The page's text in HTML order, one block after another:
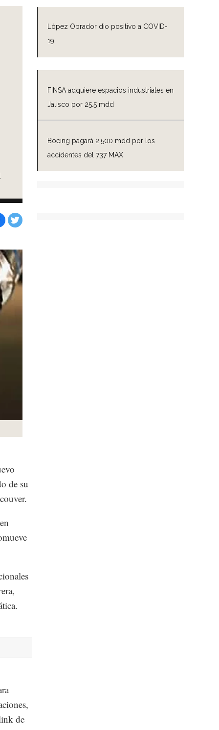
López Obrador dio positivo a COVID-
19
FINSA adquiere espacios industriales en
Jalisco por 25.5 mdd
Boeing pagará 2,500 mdd por los
accidentes del 737 MAX
de su
de